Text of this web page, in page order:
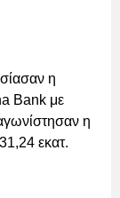
η
Bank με
η
εκατ.